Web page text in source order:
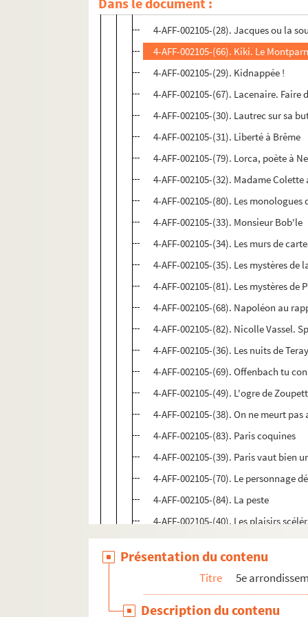
4-AFF-002105-(27). Jacques le
4-AFF-002105-(28). Jacques ou la
4-AFF-002105-(66). Kiki. Le
4-AFF-002105-(29). Kidnappée !
4-AFF-002105-(67). Lacenaire.
4-AFF-002105-(30). Lautrec sur sa
4-AFF-002105-(31). Liberté à Brême
4-AFF-002105-(79). Lorca, poète à
4-AFF-002105-(32). Madame
4-AFF-002105-(80). Les
4-AFF-002105-(33). Monsieur Bob'le
4-AFF-002105-(34). Les murs de
4-AFF-002105-(35). Les mystères de
4-AFF-002105-(81). Les mystères de
4-AFF-002105-(68). Napoléon au
4-AFF-002105-(82). Nicolle Vassel.
4-AFF-002105-(36). Les nuits de
4-AFF-002105-(69). Offenbach tu
4-AFF-002105-(49). L'ogre de
4-AFF-002105-(38). On ne meurt pas
4-AFF-002105-(83). Paris coquines
4-AFF-002105-(39). Paris vaut bien
4-AFF-002105-(70). Le personnage
4-AFF-002105-(84). La peste
4-AFF-002105-(40). Les plaisirs
4-AFF-002105-(41). Le plus heureux
4-AFF-002105-(42). Poète à New-
4-AFF-002105-(71). La poupée
4-AFF-002105-(85). Proust en clair
Présentation du contenu
Titre 5e
Description du contenu